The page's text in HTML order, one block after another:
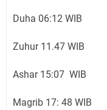
Duha 06:12 WIB
Zuhur 11.47 WIB
Ashar 15:07 WIB
Magrib 17: 48 WIB